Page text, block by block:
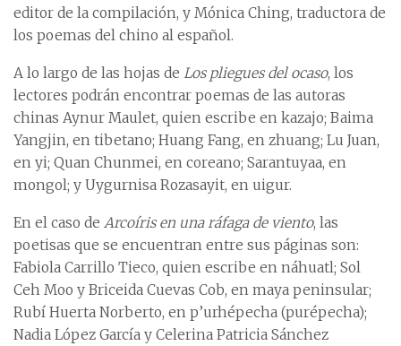
editor de la compilación, y Mónica Ching, traductora de
los poemas del chino al español.
A lo largo de las hojas de Los pliegues del ocaso, los
lectores podrán encontrar poemas de las autoras
chinas Aynur Maulet, quien escribe en kazajo; Baima
Yangjin, en tibetano; Huang Fang, en zhuang; Lu Juan,
en yi; Quan Chunmei, en coreano; Sarantuyaa, en
mongol; y Uygurnisa Rozasayit, en uigur.
En el caso de Arcoíris en una ráfaga de viento, las
poetisas que se encuentran entre sus páginas son:
Fabiola Carrillo Tieco, quien escribe en náhuatl; Sol
Ceh Moo y Briceida Cuevas Cob, en maya peninsular;
Rubí Huerta Norberto, en p’urhépecha (purépecha);
Nadia López García y Celerina Patricia Sánchez